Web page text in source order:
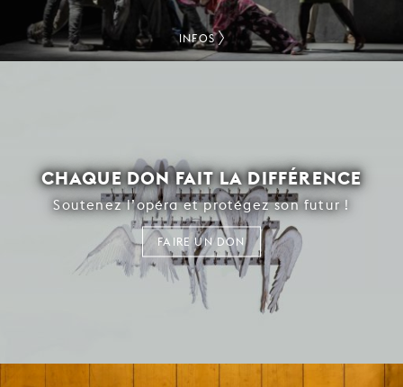
INFOS
CHAQUE DON FAIT LA DIFFÉRENCE
Soutenez l’opéra et protégez son futur !
FAIRE UN DON